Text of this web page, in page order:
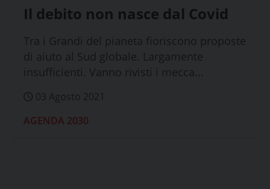
Il debito non nasce dal Covid
Tra i Grandi del pianeta fioriscono proposte
di aiuto al Sud globale. Largamente
insufficienti. Vanno rivisti i mecca...
03 Agosto 2021
AGENDA 2030